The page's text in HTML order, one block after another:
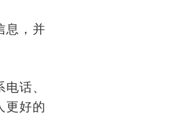
息，并
话、
更好的